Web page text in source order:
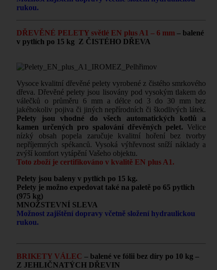
rukou.
DŘEVĚNÉ PELETY světlé EN plus A1 – 6 mm – balené
v pytlích po 15 kg Z ČISTÉHO DŘEVA
Vysoce kvalitní dřevěné pelety vyrobené z čistého smrkového
dřeva. Dřevěné pelety jsou lisovány pod vysokým tlakem do
válečků o průměru 6 mm a délce od 3 do 30 mm bez
jakéhokoliv pojiva či jiných nepřírodních či škodlivých látek.
Pelety jsou vhodné do všech automatických kotlů a
kamen určených pro spalování dřevěných pelet. Velice
nízký obsah popela zaručuje kvalitní hoření bez tvorby
nepříjemných spékanců. Vysoká výhřevnost sníží náklady a
zvýší komfort vytápění Vašeho objektu.
Toto zboží je certifikováno v kvalitě EN plus A1.
Pelety jsou baleny v pytlích po 15 kg.
Pelety je možno expedovat také na paletě po 65 pytlích
(975 kg)
MNOŽSTEVNÍ SLEVA
Možnost zajištění dopravy včetně složení hydraulickou
rukou.
BRIKETY VÁLEC – balené ve fólii bez díry po 10 kg –
Z JEHLIČNATÝCH DŘEVIN